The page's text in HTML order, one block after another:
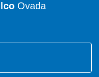
Ovada